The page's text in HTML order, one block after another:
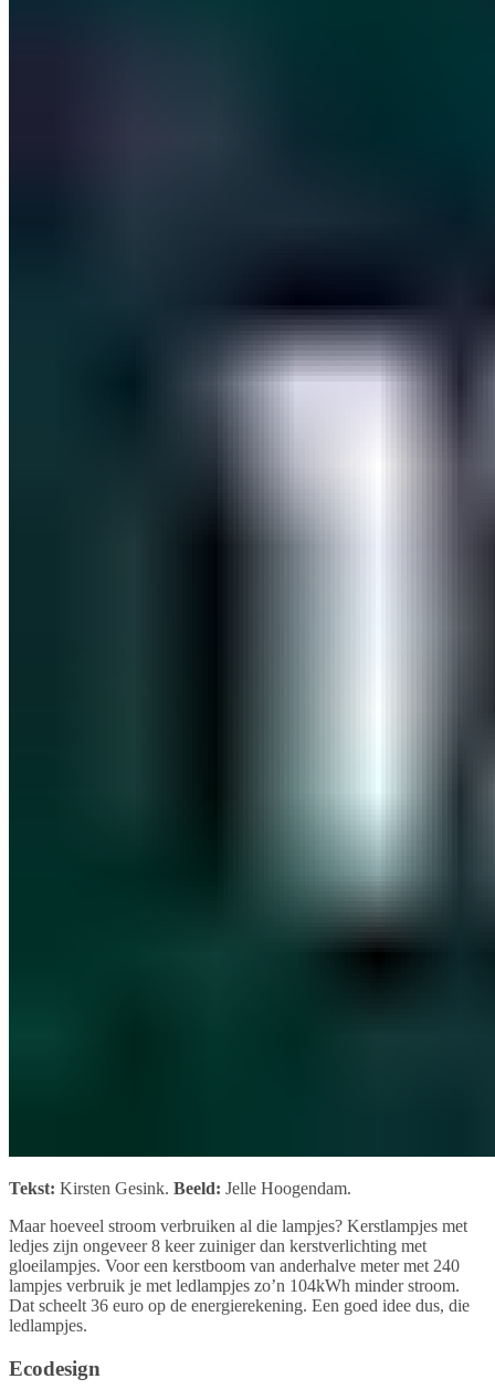
Tekst: Kirsten Gesink. Beeld: Jelle Hoogendam.
Maar hoeveel stroom verbruiken al die lampjes? Kerstlampjes met
ledjes zijn ongeveer 8 keer zuiniger dan kerstverlichting met
gloeilampjes. Voor een kerstboom van anderhalve meter met 240
lampjes verbruik je met ledlampjes zo’n 104kWh minder stroom.
Dat scheelt 36 euro op de energierekening. Een goed idee dus, die
ledlampjes.
Ecodesign